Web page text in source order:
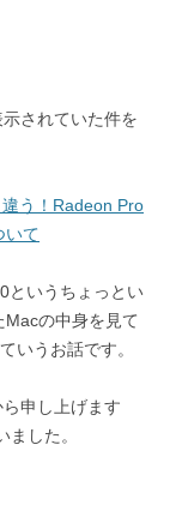
されていた件を
う！Radeon Pro
いて
というちょっとい
の中身を見て
いうお話です。
申し上げます
した。